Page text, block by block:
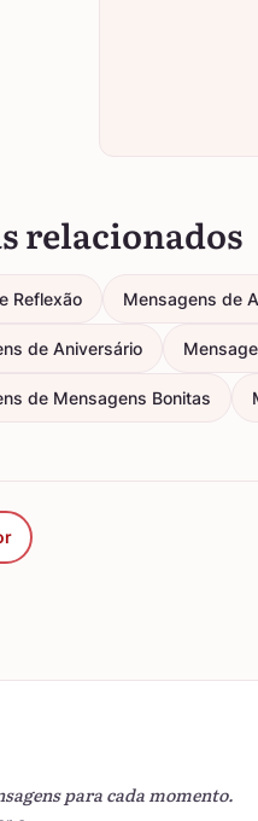
relacionados
Reflexão Mensagens de
de Aniversário
de Mensagens Bonitas
para cada momento.